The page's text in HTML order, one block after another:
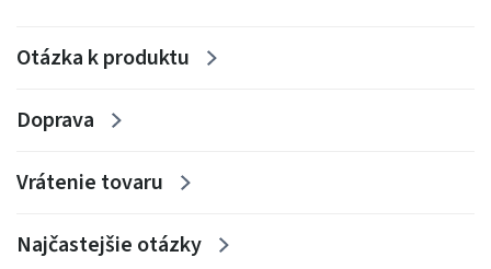
Otázka k produktu
Doprava
Vrátenie tovaru
Najčastejšie otázky